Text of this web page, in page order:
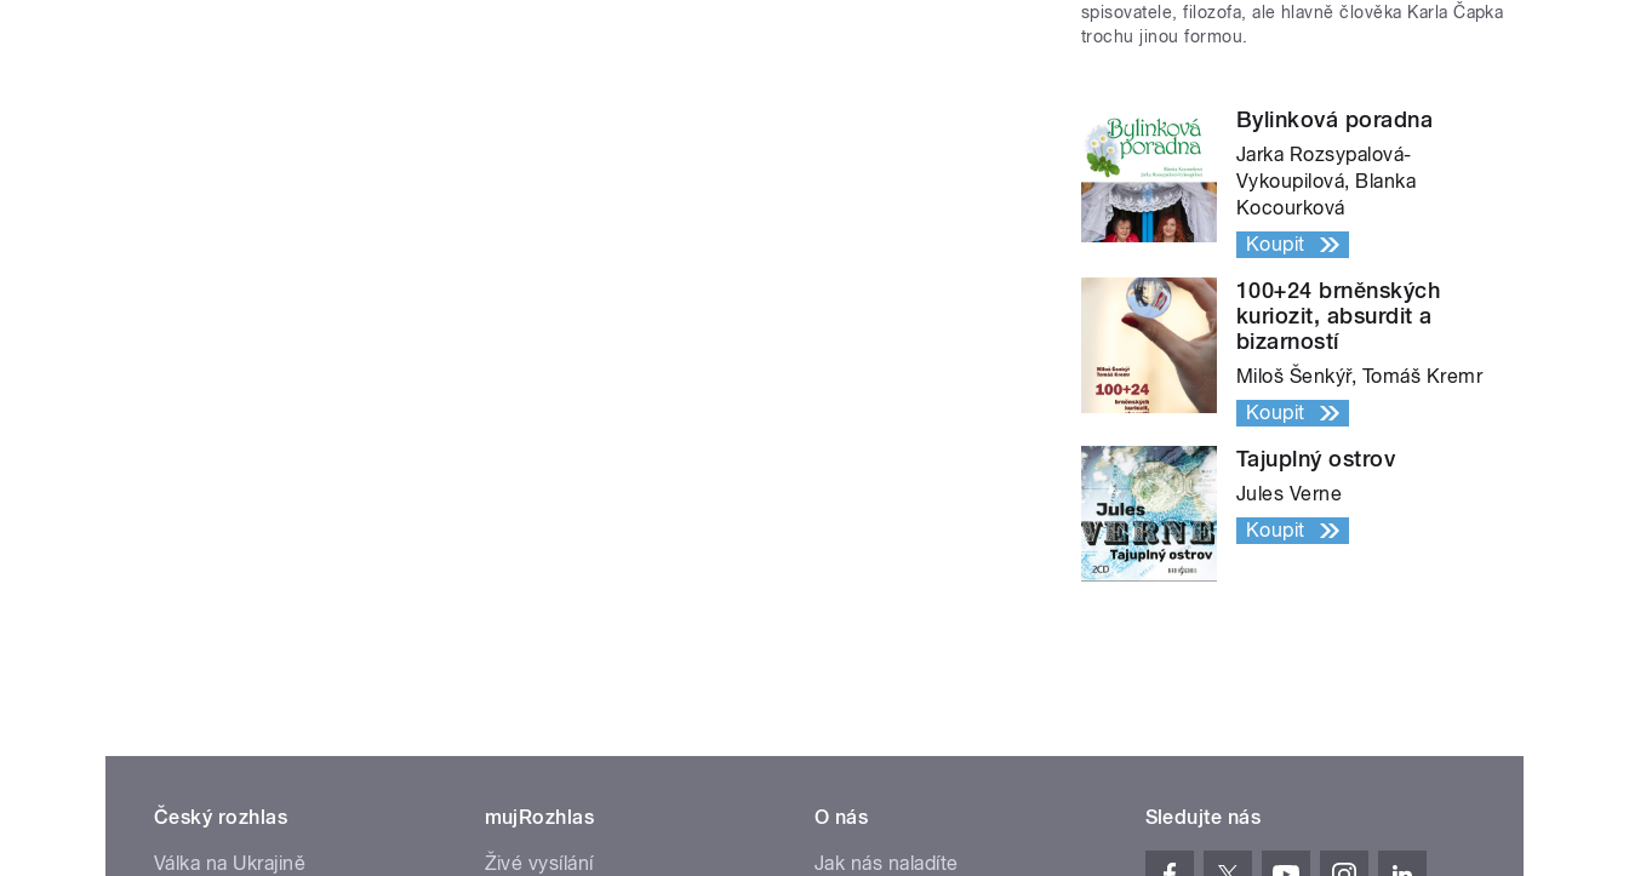
spisovatele, filozofa, ale hlavně člověka Karla Čapka
trochu jinou formou.
Bylinková poradna
Jarka Rozsypalová-
Vykoupilová, Blanka
Kocourková
Koupit
100+24 brněnských
kuriozit, absurdit a
bizarností
Miloš Šenkýř, Tomáš Kremr
Koupit
Tajuplný ostrov
Jules Verne
Koupit
Český rozhlas
Válka na Ukrajině
mujRozhlas
Živé vysílání
O nás
Jak nás naladíte
Sledujte nás